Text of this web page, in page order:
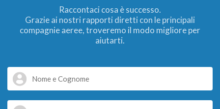
Raccontaci cosa è successo.
Grazie ai nostri rapporti diretti con le principali
compagnie aeree, troveremo il modo migliore per
aiutarti.